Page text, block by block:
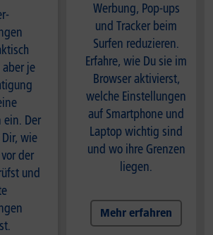
je
ein. Der
wie
der
und
Werbung, Pop-ups
und Tracker beim
Surfen reduzieren.
Erfahre, wie Du sie im
Browser aktivierst,
welche Einstellungen
auf Smartphone und
Laptop wichtig sind
und wo ihre Grenzen
liegen.
Mehr erfahren